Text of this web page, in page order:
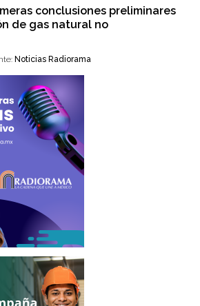
conclusiones preliminares
de gas natural no
Noticias Radiorama